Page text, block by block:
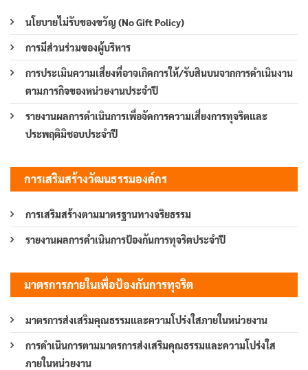
นโยบายไม่รับของขวัญ (No Gift Policy)
การมีส่วนร่วมของผู้บริหาร
การประเมินความเสี่ยงที่อาจเกิดการให้/รับสินบนจากการดำเนินงาน
ตามภารกิจของหน่วยงานประจำปี
รายงานผลการดำเนินการเพื่อจัดการความเสี่ยงการทุจริตและ
ประพฤติมิชอบประจำปี
การเสริมสร้างวัฒนธรรมองค์กร
การเสริมสร้างตามมาตรฐานทางจริยธรรม
รายงานผลการดำเนินการป้องกันการทุจริตประจำปี
มาตรการภายในเพื่อป้องกันการทุจริต
มาตรการส่งเสริมคุณธรรมและความโปร่งใสภายในหน่วยงาน
การดำเนินการตามมาตรการส่งเสริมคุณธรรมและความโปร่งใส
ภายในหน่วยงาน